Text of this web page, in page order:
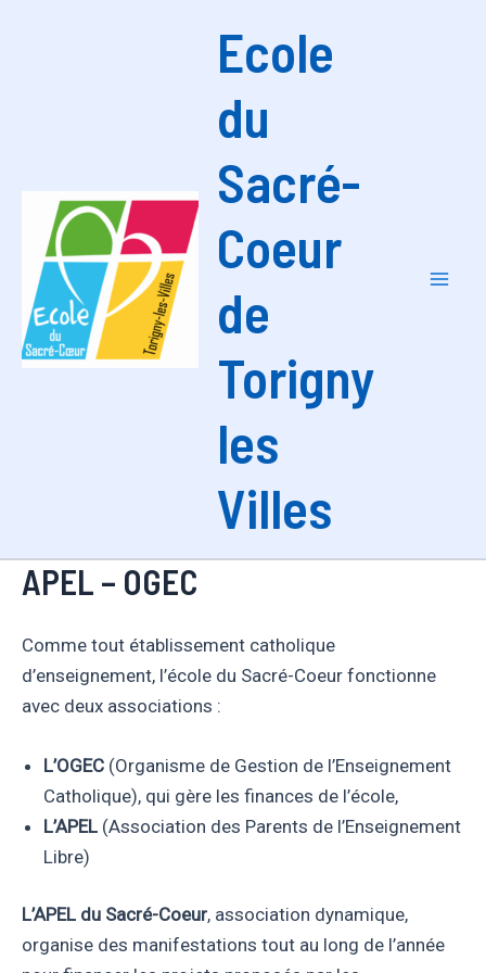
Ecole
du
Sacré-
Coeur
de
Torigny
les
Villes
APEL – OGEC
Comme tout établissement catholique
d’enseignement, l’école du Sacré-Coeur fonctionne
avec deux associations :
L’OGEC (Organisme de Gestion de l’Enseignement
Catholique), qui gère les finances de l’école,
L’APEL (Association des Parents de l’Enseignement
Libre)
L’APEL du Sacré-Coeur, association dynamique,
organise des manifestations tout au long de l’année